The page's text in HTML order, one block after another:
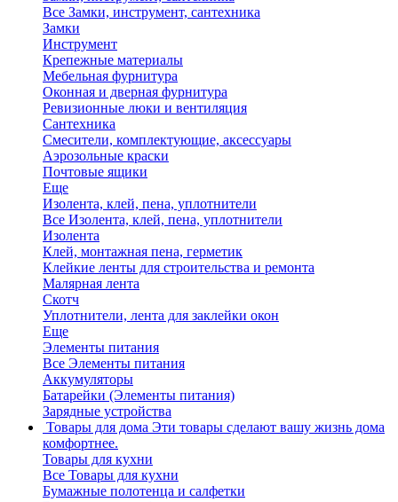
Все Замки, инструмент, сантехника
Замки
Инструмент
Крепежные материалы
Мебельная фурнитура
Оконная и дверная фурнитура
Ревизионные люки и вентиляция
Сантехника
Смесители, комплектующие, аксессуары
Аэрозольные краски
Почтовые ящики
Еще
Изолента, клей, пена, уплотнители
Все Изолента, клей, пена, уплотнители
Изолента
Клей, монтажная пена, герметик
Клейкие ленты для строительства и ремонта
Малярная лента
Скотч
Уплотнители, лента для заклейки окон
Еще
Элементы питания
Все Элементы питания
Аккумуляторы
Батарейки (Элементы питания)
Зарядные устройства
Товары для дома Эти товары сделают вашу жизнь дома
комфортнее.
Товары для кухни
Все Товары для кухни
Бумажные полотенца и салфетки